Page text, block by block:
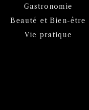
Gastronomie
Beauté et Bien-être
Vie pratique